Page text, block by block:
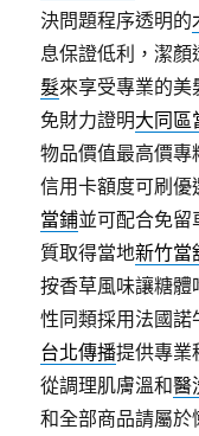
決問題程序透明的
息保證低利，潔
髮來享受專業的
免財力證明大同區
物品價值最高價專
信用卡額度可刷
當鋪並可配合免
質取得當地新竹當
按香草風味讓糖體
性同類採用法國
台北傳播提供專業
從調理肌膚溫和醫
和全部商品請屬於